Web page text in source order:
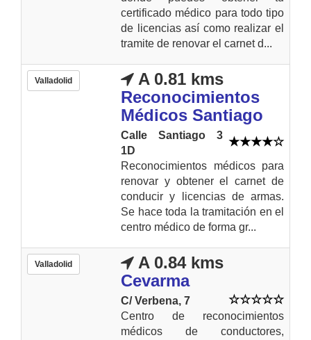
certificado médico para todo tipo
de licencias así como realizar el
tramite de renovar el carnet d...
Valladolid
A 0.81 kms
Reconocimientos
Médicos Santiago
Calle Santiago 3
1D
Reconocimientos médicos para
renovar y obtener el carnet de
conducir y licencias de armas.
Se hace toda la tramitación en el
centro médico de forma gr...
Valladolid
A 0.84 kms
Cevarma
C/ Verbena, 7
Centro de reconocimientos
médicos de conductores,